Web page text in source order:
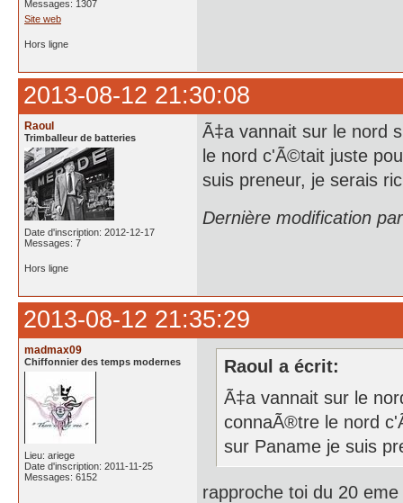
Messages: 1307
Site web
Hors ligne
2013-08-12 21:30:08
Raoul
Trimballeur de batteries
Date d'inscription: 2012-12-17
Messages: 7
Ã‡a vannait sur le nord
le nord c'Ã©tait juste
suis preneur, je serais
Dernière modification
Hors ligne
2013-08-12 21:35:29
madmax09
Chiffonnier des temps modernes
Lieu: ariege
Date d'inscription: 2011-11-25
Messages: 6152
Raoul a écrit:
Ã‡a vannait sur le
connaÃ®tre le nord
sur Paname je suis
rapproche toi du 20